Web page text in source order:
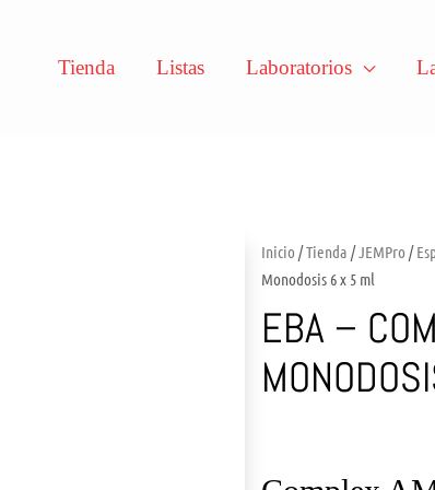
Tienda Listas Laboratorios
Inicio /Tienda /JEMPro /
Monodosis 6 x 5 ml
EBA –